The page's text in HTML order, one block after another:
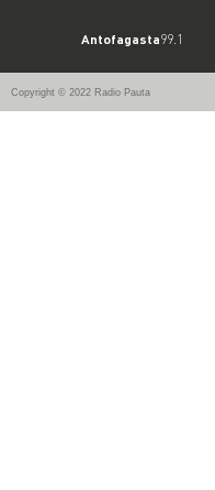
Antofagasta99.1
Copyright © 2022 Radio Pauta